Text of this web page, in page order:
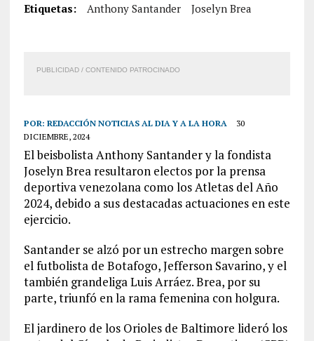
Etiquetas: Anthony Santander Joselyn Brea
PUBLICIDAD / CONTENIDO PATROCINADO
POR: REDACCIÓN NOTICIAS AL DIA Y A LA HORA
30
DICIEMBRE, 2024
El beisbolista Anthony Santander y la fondista
Joselyn Brea resultaron electos por la prensa
deportiva venezolana como los Atletas del Año
2024, debido a sus destacadas actuaciones en este
ejercicio.
Santander se alzó por un estrecho margen sobre
el futbolista de Botafogo, Jefferson Savarino, y el
también grandeliga Luis Arráez. Brea, por su
parte, triunfó en la rama femenina con holgura.
El jardinero de los Orioles de Baltimore lideró los